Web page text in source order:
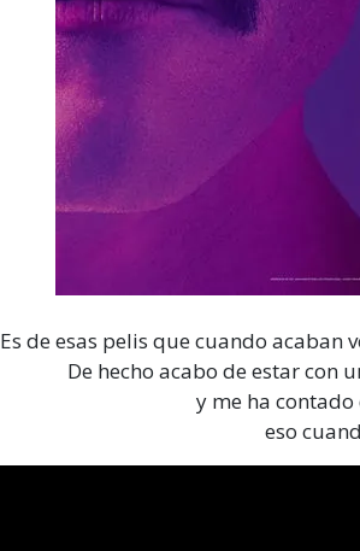
Es de esas pelis que cuando acaban
De hecho acabo de estar con
y me ha
eso